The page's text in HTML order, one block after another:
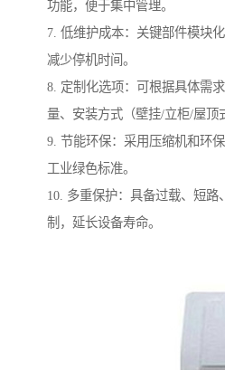
功能，便于集中管理。
7. 低维护成本：关键部件模块
减少停机时间。
8. 定制化选项：可根据具体需
量、安装方式（壁挂/立柜/屋顶
9. 节能环保：采用压缩机和环
工业绿色标准。
10. 多重保护：具备过载、短路
制，延长设备寿命。